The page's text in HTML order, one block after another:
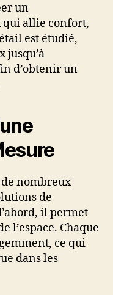
un
allie confort,
est étudié,
jusqu’à
d’obtenir un
nombreux
de
il permet
l’espace. Chaque
ce qui
dans les